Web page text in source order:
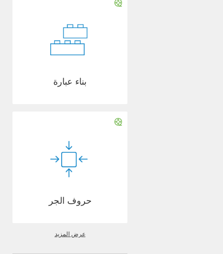
بناء عبارة
حروف الجر
عرض المزيد